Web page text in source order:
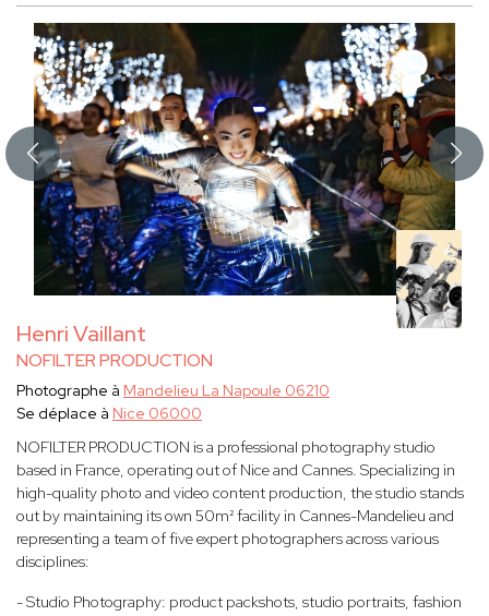
Henri Vaillant
NOFILTER PRODUCTION
Photographe à Mandelieu La Napoule 06210
Se déplace à Nice 06000
NOFILTER PRODUCTION is a professional photography studio
based in France, operating out of Nice and Cannes. Specializing in
high-quality photo and video content production, the studio stands
out by maintaining its own 50m² facility in Cannes-Mandelieu and
representing a team of five expert photographers across various
disciplines:
- Studio Photography: product packshots, studio portraits, fashion